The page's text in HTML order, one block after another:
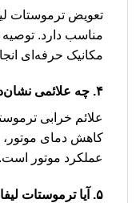
تعویض ترموستات
مناسب دارد.
مکانیک حرفه‌ای
۴. چه علائمی نشان‌دهنده خرابی ترموستات است؟
علائم خرابی
کاهش دمای
عملکرد موتور است.
۵. آیا ترموستات لیفان